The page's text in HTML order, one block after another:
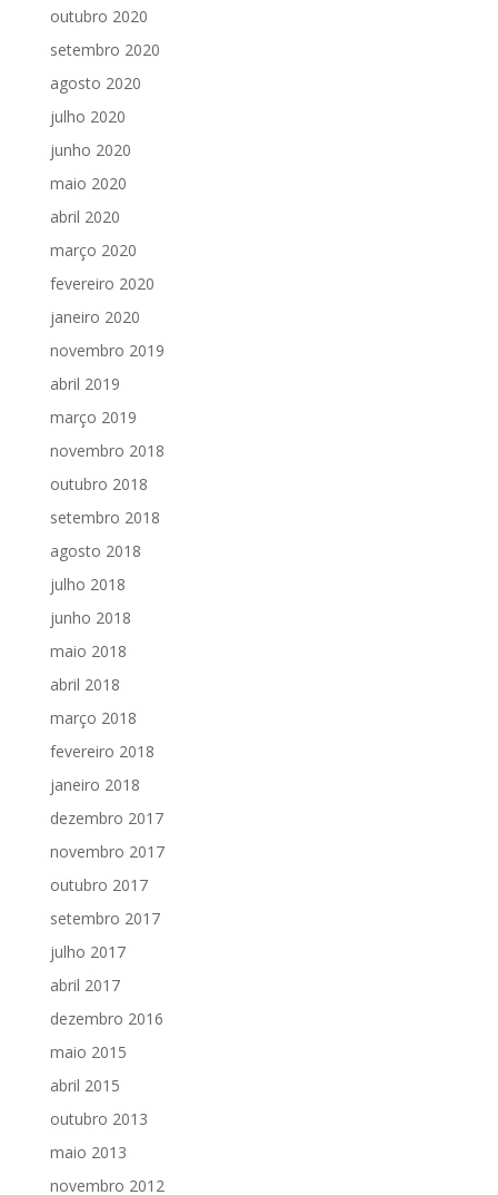
outubro 2020
setembro 2020
agosto 2020
julho 2020
junho 2020
maio 2020
abril 2020
março 2020
fevereiro 2020
janeiro 2020
novembro 2019
abril 2019
março 2019
novembro 2018
outubro 2018
setembro 2018
agosto 2018
julho 2018
junho 2018
maio 2018
abril 2018
março 2018
fevereiro 2018
janeiro 2018
dezembro 2017
novembro 2017
outubro 2017
setembro 2017
julho 2017
abril 2017
dezembro 2016
maio 2015
abril 2015
outubro 2013
maio 2013
novembro 2012